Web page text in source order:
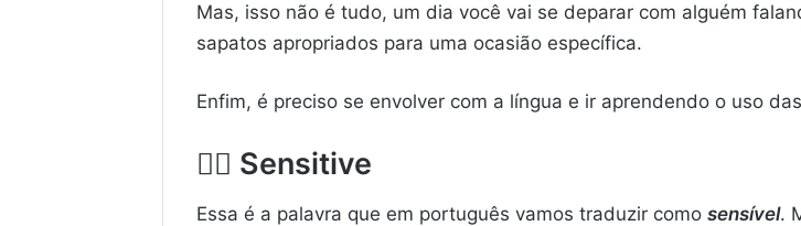
Mas, isso não é tudo, um dia você vai se deparar com alguém
sapatos apropriados para uma ocasião específica.
Enfim, é preciso se envolver com a língua e ir aprendendo o uso
👉🏼 Sensitive
Essa é a palavra que em português vamos traduzir como sensível.